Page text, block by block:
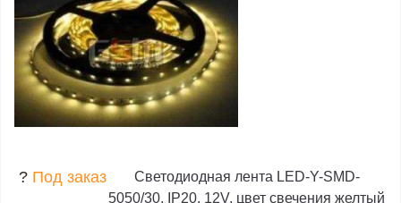
? Под заказ
Светодиодная лента LED-Y-SMD-
5050/30, IP20, 12V, цвет свечения желтый